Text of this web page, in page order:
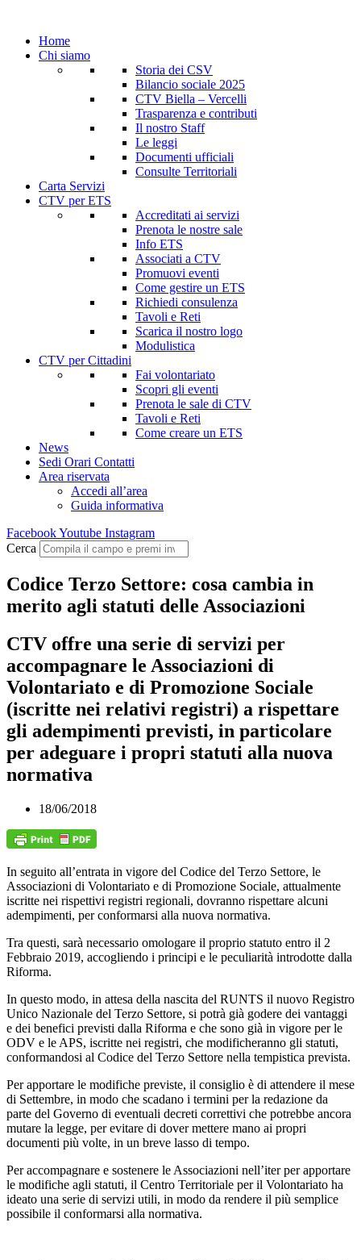
Home
Chi siamo
Storia dei CSV
Bilancio sociale 2025
CTV Biella – Vercelli
Trasparenza e contributi
Il nostro Staff
Le leggi
Documenti ufficiali
Consulte Territoriali
Carta Servizi
CTV per ETS
Accreditati ai servizi
Prenota le nostre sale
Info ETS
Associati a CTV
Promuovi eventi
Come gestire un ETS
Richiedi consulenza
Tavoli e Reti
Scarica il nostro logo
Modulistica
CTV per Cittadini
Fai volontariato
Scopri gli eventi
Prenota le sale di CTV
Tavoli e Reti
Come creare un ETS
News
Sedi Orari Contatti
Area riservata
Accedi all’area
Guida informativa
FacebookYoutube Instagram
Cerca
Codice Terzo Settore: cosa cambia in
merito agli statuti delle Associazioni
CTV offre una serie di servizi per
accompagnare le Associazioni di
Volontariato e di Promozione Sociale
(iscritte nei relativi registri) a rispettare
gli adempimenti previsti, in particolare
per adeguare i propri statuti alla nuova
normativa
18/06/2018
In seguito all’entrata in vigore del Codice del Terzo Settore, le
Associazioni di Volontariato e di Promozione Sociale, attualmente
iscritte nei rispettivi registri regionali, dovranno rispettare alcuni
adempimenti, per conformarsi alla nuova normativa.
Tra questi, sarà necessario omologare il proprio statuto entro il 2
Febbraio 2019, accogliendo i principi e le peculiarità introdotte dalla
Riforma.
In questo modo, in attesa della nascita del RUNTS il nuovo Registro
Unico Nazionale del Terzo Settore, si potrà già godere dei vantaggi
e dei benefici previsti dalla Riforma e che sono già in vigore per le
ODV e le APS, iscritte nei registri, che modificheranno gli statuti,
conformandosi al Codice del Terzo Settore nella tempistica prevista.
Per apportare le modifiche previste, il consiglio è di attendere il mese
di Settembre, in modo che scadano i termini per la redazione da
parte del Governo di eventuali decreti correttivi che potrebbe ancora
mutare la legge, per evitare di dover mettere mano ai propri
documenti più volte, in un breve lasso di tempo.
Per accompagnare e sostenere le Associazioni nell’iter per apportare
le modifiche agli statuti, il Centro Territoriale per il Volontariato ha
ideato una serie di servizi utili, in modo da rendere il più semplice
possibile il conformarsi alla normativa.